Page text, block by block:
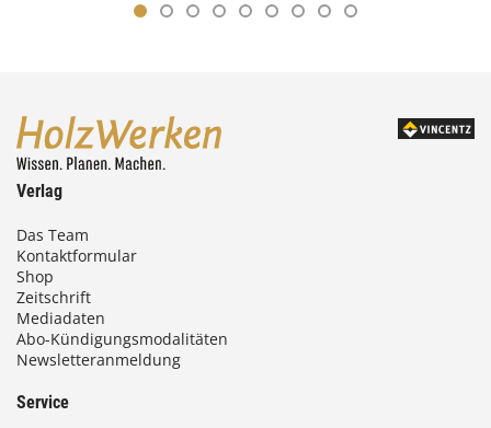
Verlag
Das Team
Kontaktformular
Shop
Zeitschrift
Mediadaten
Abo-Kündigungsmodalitäten
Newsletteranmeldung
Service